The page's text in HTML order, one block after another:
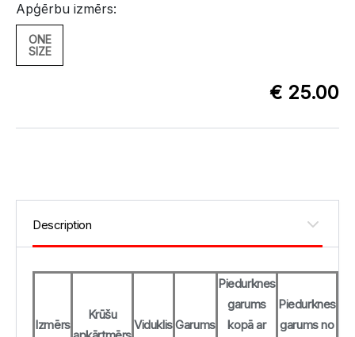
Apģērbu izmērs:
ONE
SIZE
€ 25.00
Izmērs
Krūšu
ViduklisGarums
Piedurknes
garums
kopā ar
Piedurknes
garums no